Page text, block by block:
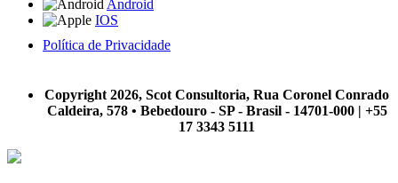
Android
IOS
Política de Privacidade
Copyright 2026, Scot Consultoria, Rua Coronel Conrado
Caldeira, 578 • Bebedouro - SP - Brasil - 14701-000 | +55
17 3343 5111